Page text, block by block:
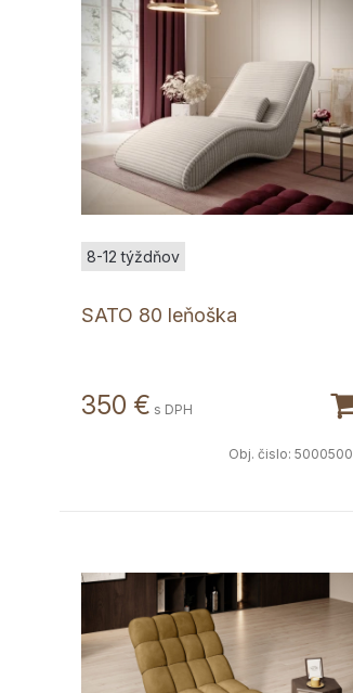
SATO 80 leňoška
8-12 týždňov
350 € s DPH
Obj. čislo:5000500234